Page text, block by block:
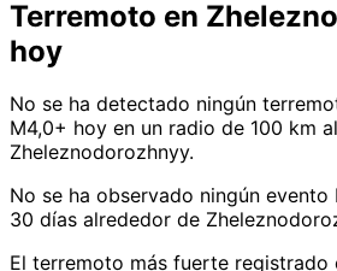
Terremoto en
hoy
No se ha detectado ningún
M4,0+ hoy en un radio de 100 km
Zheleznodorozhnyy.
No se ha observado ningún
30 días alrededor de
El terremoto más fuerte registrado